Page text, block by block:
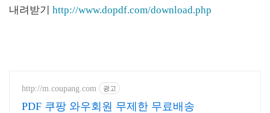
내려받기 http://www.dopdf.com/download.php
http://m.coupang.com 광고
PDF 쿠팡 와우회원 무제한 무료배송